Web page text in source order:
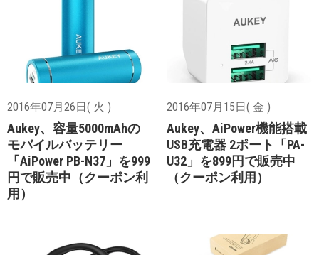
2016年07月26日( 火 )
Aukey、容量5000mAhの
モバイルバッテリー
「AiPower PB-N37」を999
円で販売中（クーポン利
用）
2016年07月15日( 金 )
Aukey、AiPower機能搭載
USB充電器 2ポート「PA-
U32」を899円で販売中
（クーポン利用）